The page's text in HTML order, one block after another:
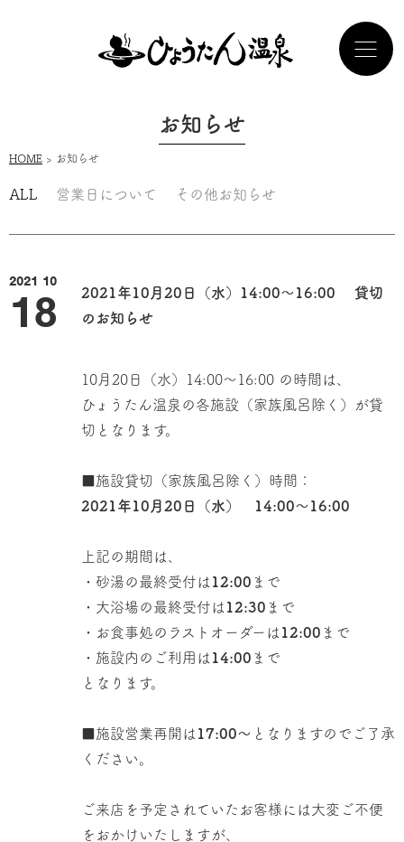
お知らせ
HOME > お知らせ
ALL 営業日について その他お知らせ
2021 10
18
2021年10月20日（水）14:00～16:00 貸切
のお知らせ
10月20日（水）14:00～16:00 の時間は、
ひょうたん温泉の各施設（家族風呂除く）が貸
切となります。
■施設貸切（家族風呂除く）時間：
2021年10月20日（水） 14:00～16:00
上記の期間は、
・砂湯の最終受付は 12:00 まで
・大浴場の最終受付は 12:30 まで
・お食事処のラストオーダーは 12:00 まで
・施設内のご利用は 14:00 まで
となります。
■施設営業再開は 17:00〜 となりますのでご了承
ください。
ご来店を予定されていたお客様には大変ご不便
をおかけいたしますが、